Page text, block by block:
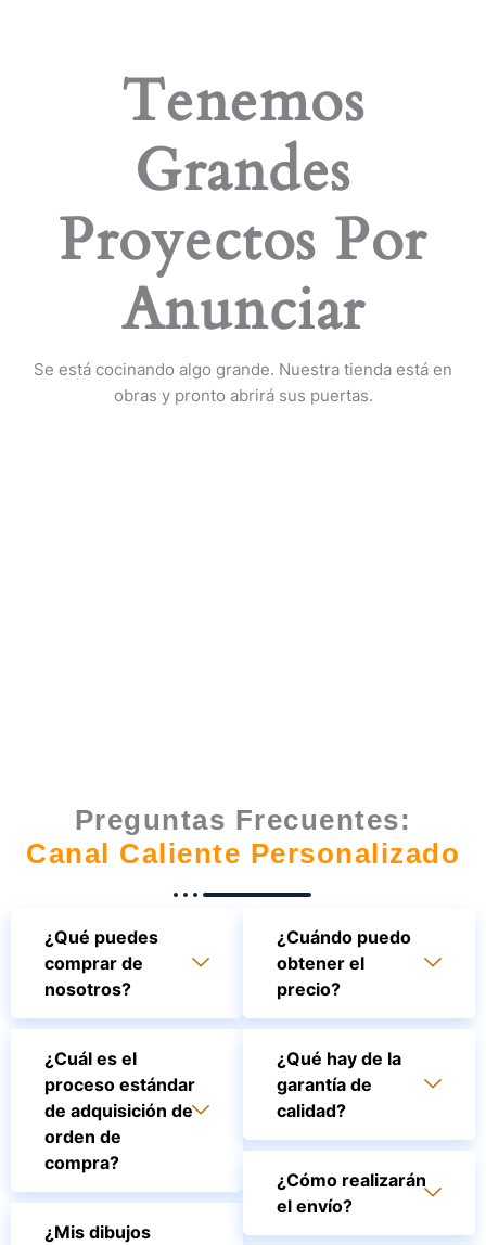
Tenemos
Grandes
Proyectos Por
Anunciar
Se está cocinando algo grande. Nuestra tienda está en
obras y pronto abrirá sus puertas.
Preguntas Frecuentes:
Canal Caliente Personalizado
¿Qué puedes
comprar de
nosotros?
¿Cuál es el
proceso estándar
de adquisición de
orden de
compra?
¿Mis dibujos
¿Cuándo puedo
obtener el
precio?
¿Qué hay de la
garantía de
calidad?
¿Cómo realizarán
el envío?